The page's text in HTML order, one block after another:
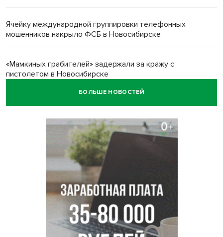
Ячейку международной группировки телефонных
мошенников накрыло ФСБ в Новосибирске
«Мамкиных грабителей» задержали за кражу с
пистолетом в Новосибирске
БОЛЬШЕ НОВОСТЕЙ